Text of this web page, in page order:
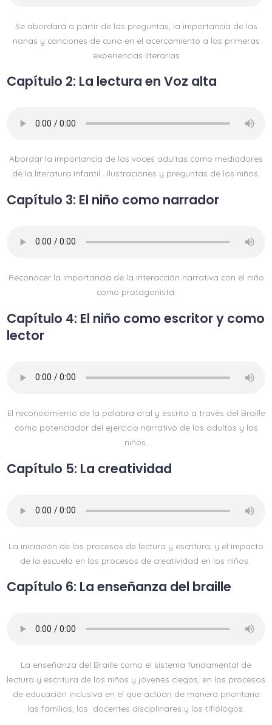
Se abordará a partir de las preguntas, la importancia de las
nanas y canciones de cuna en el acercamiento a las primeras
experiencias literarias
Capítulo 2: La lectura en Voz alta
Abordar la importancia de las voces adultas como mediadores
de la literatura infantil . Ilustraciones y preguntas de los niños.
Capítulo 3: El niño como narrador
Reconocer la importancia de la interacción narrativa con el niño
como protagonista.
Capítulo 4: El niño como escritor y como
lector
El reconocimiento de la palabra oral y escrita a través del Braille
como potenciador del ejercicio narrativo de los adultos y los
niños.
Capítulo 5: La creatividad
La iniciación de los procesos de lectura y escritura, y el impacto
de la escuela en los procesos de creatividad en los niños.
Capítulo 6: La enseñanza del braille
La enseñanza del Braille como el sistema fundamental de
lectura y escritura de los niños y jóvenes ciegos, en los procesos
de educación inclusiva en el que actúan de manera prioritaria
las familias, los docentes disciplinares y los tiflólogos.